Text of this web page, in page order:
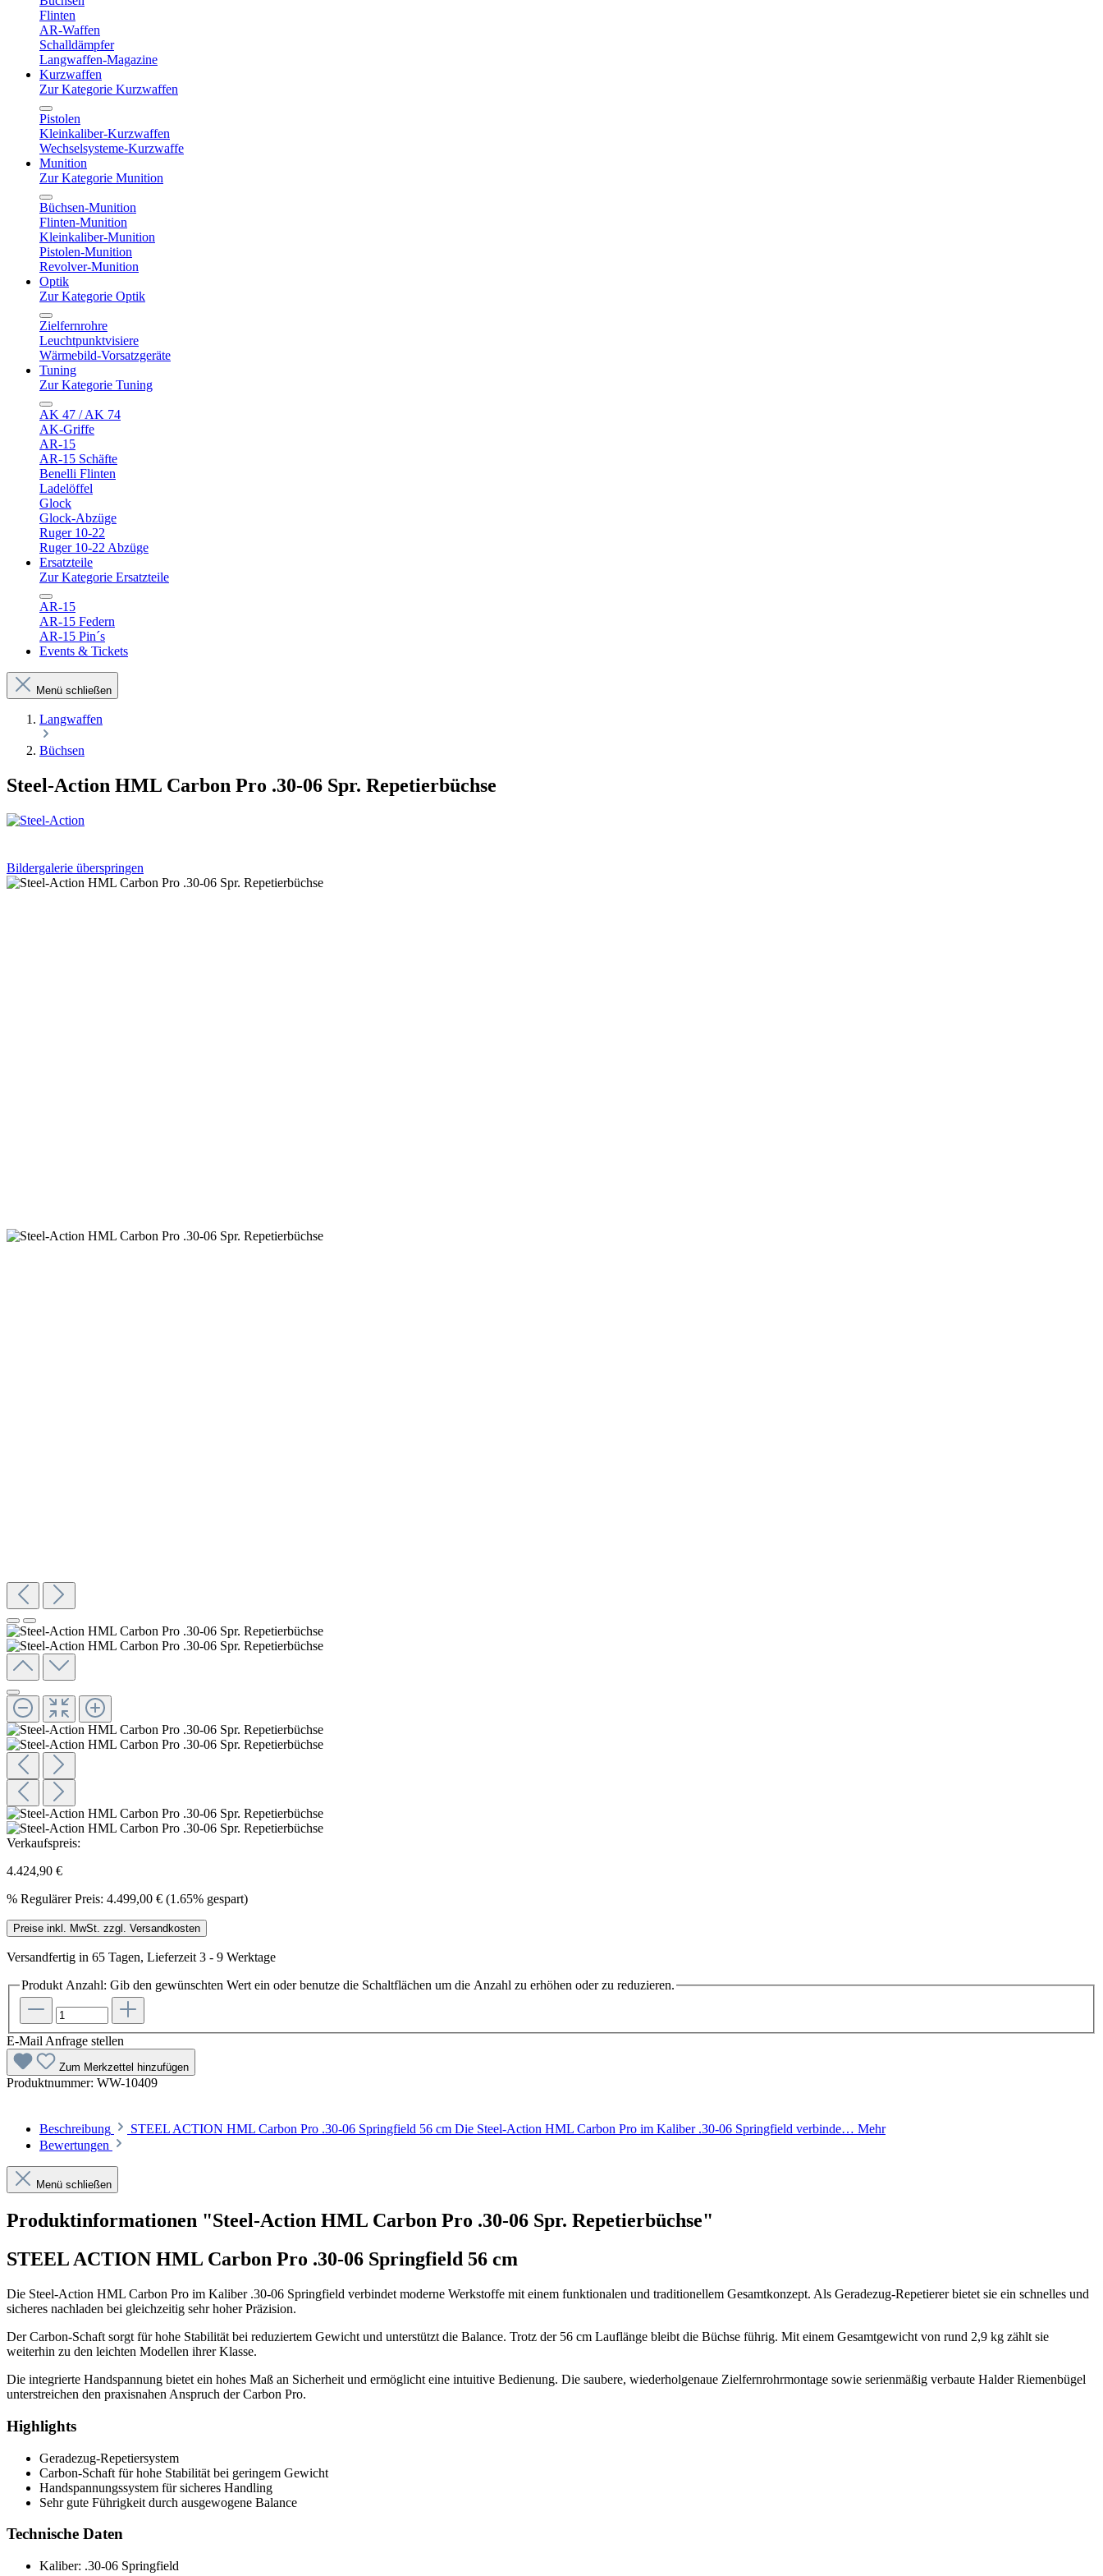
Flinten
AR-Waffen
Schalldämpfer
Langwaffen-Magazine
Kurzwaffen
Zur Kategorie Kurzwaffen
Pistolen
Kleinkaliber-Kurzwaffen
Wechselsysteme-Kurzwaffe
Munition
Zur Kategorie Munition
Büchsen-Munition
Flinten-Munition
Kleinkaliber-Munition
Pistolen-Munition
Revolver-Munition
Optik
Zur Kategorie Optik
Zielfernrohre
Leuchtpunktvisiere
Wärmebild-Vorsatzgeräte
Tuning
Zur Kategorie Tuning
AK 47 / AK 74
AK-Griffe
AR-15
AR-15 Schäfte
Benelli Flinten
Ladelöffel
Glock
Glock-Abzüge
Ruger 10-22
Ruger 10-22 Abzüge
Ersatzteile
Zur Kategorie Ersatzteile
AR-15
AR-15 Federn
AR-15 Pin´s
Events & Tickets
Menü schließen
Langwaffen
Büchsen
Steel-Action HML Carbon Pro .30-06 Spr. Repetierbüchse
Bildergalerie überspringen
Verkaufspreis:
4.424,90 €
% Regulärer Preis: 4.499,00 € (1.65% gespart)
Preise inkl. MwSt. zzgl. Versandkosten
Versandfertig in 65 Tagen, Lieferzeit 3 - 9 Werktage
Produkt Anzahl: Gib den gewünschten Wert ein oder benutze die Schaltflächen um die Anzahl zu erhöhen oder zu reduzieren.
E-Mail Anfrage stellen
Zum Merkzettel hinzufügen
Produktnummer: WW-10409
Beschreibung STEEL ACTION HML Carbon Pro .30-06 Springfield 56 cm Die Steel-Action HML Carbon Pro im Kaliber .30-06 Springfield verbinde… Mehr
Bewertungen
Menü schließen
Produktinformationen "Steel-Action HML Carbon Pro .30-06 Spr. Repetierbüchse"
STEEL ACTION HML Carbon Pro .30-06 Springfield 56 cm
Die Steel-Action HML Carbon Pro im Kaliber .30-06 Springfield verbindet moderne Werkstoffe mit einem funktionalen und traditionellem Gesamtkonzept. Als Geradezug-Repetierer bietet sie ein schnelles und
sicheres nachladen bei gleichzeitig sehr hoher Präzision.
Der Carbon-Schaft sorgt für hohe Stabilität bei reduziertem Gewicht und unterstützt die Balance. Trotz der 56 cm Lauflänge bleibt die Büchse führig. Mit einem Gesamtgewicht von rund 2,9 kg zählt sie
weiterhin zu den leichten Modellen ihrer Klasse.
Die integrierte Handspannung bietet ein hohes Maß an Sicherheit und ermöglicht eine intuitive Bedienung. Die saubere, wiederholgenaue Zielfernrohrmontage sowie serienmäßig verbaute Halder Riemenbügel
unterstreichen den praxisnahen Anspruch der Carbon Pro.
Highlights
Geradezug-Repetiersystem
Carbon-Schaft für hohe Stabilität bei geringem Gewicht
Handspannungssystem für sicheres Handling
Sehr gute Führigkeit durch ausgewogene Balance
Technische Daten
Kaliber: .30-06 Springfield